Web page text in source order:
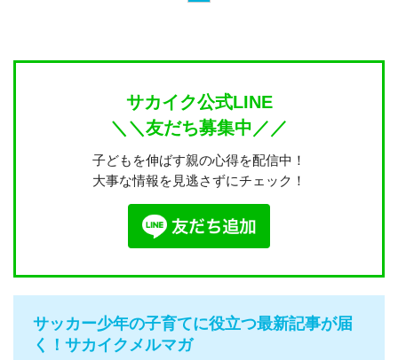
サカイク公式LINE
＼＼友だち募集中／／
子どもを伸ばす親の心得を配信中！
大事な情報を見逃さずにチェック！
サッカー少年の子育てに役立つ最新記事が届
く！サカイクメルマガ